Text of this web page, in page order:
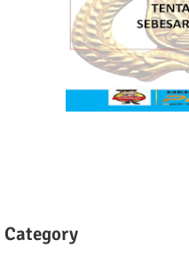
Category